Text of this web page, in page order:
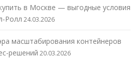
в Москве — выгодные условия
Ролл 24.03.2026
масштабирования контейнеров
решений 20.03.2026